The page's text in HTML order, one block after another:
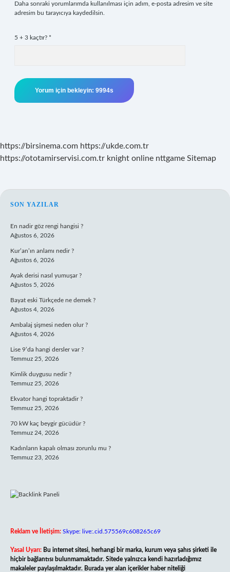
Daha sonraki yorumlarımda kullanılması için adım, e-posta adresim ve site
adresim bu tarayıcıya kaydedilsin.
5 + 3 kaçtır? *
https://birsinema.com https://ukde.com.tr
https://ototamirservisi.com.tr knight online nttgame Sitemap
SIDEBAR
SON YAZILAR
En nadir göz rengi hangisi ?
Ağustos 6, 2026
Kur’an’ın anlamı nedir ?
Ağustos 6, 2026
Ayak derisi nasıl yumuşar ?
Ağustos 5, 2026
Bayat eski Türkçede ne demek ?
Ağustos 4, 2026
Ambalaj şişmesi neden olur ?
Ağustos 4, 2026
Lise 9’da hangi dersler var ?
Temmuz 25, 2026
Kimlik duygusu nedir ?
Temmuz 25, 2026
Ekvator hangi topraktadir ?
Temmuz 25, 2026
70 kW kaç beygir gücüdür ?
Temmuz 24, 2026
Kadınların kapalı olması zorunlu mu ?
Temmuz 23, 2026
Reklam ve İletişim: Skype: live:.cid.575569c608265c69
Yasal Uyarı: Bu internet sitesi, herhangi bir marka, kurum veya şahıs şirketi ile
hiçbir bağlantısı bulunmamaktadır. Sitede yalnızca kendi hazırladığımız
makaleler paylaşılmaktadır. Burada yer alan içerikler haber niteliği